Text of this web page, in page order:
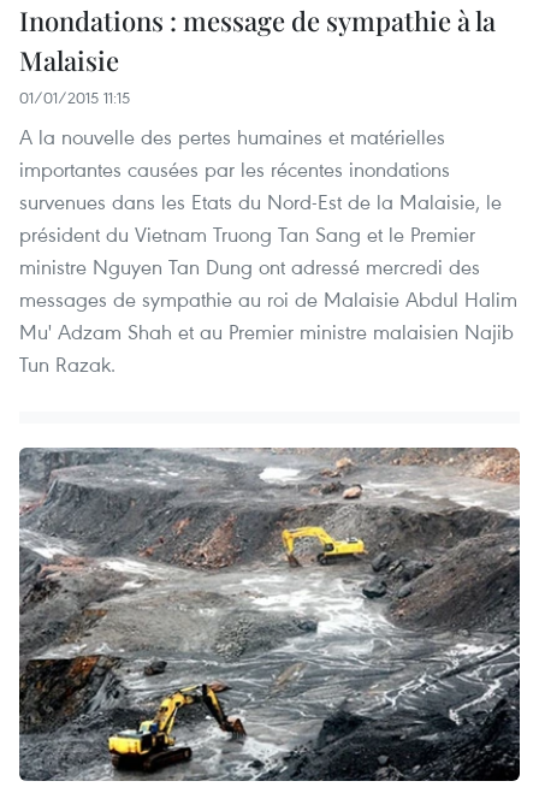
Inondations : message de sympathie à la
Malaisie
01/01/2015 11:15
A la nouvelle des pertes humaines et matérielles
importantes causées par les récentes inondations
survenues dans les Etats du Nord-Est de la Malaisie, le
président du Vietnam Truong Tan Sang et le Premier
ministre Nguyen Tan Dung ont adressé mercredi des
messages de sympathie au roi de Malaisie Abdul Halim
Mu' Adzam Shah et au Premier ministre malaisien Najib
Tun Razak.